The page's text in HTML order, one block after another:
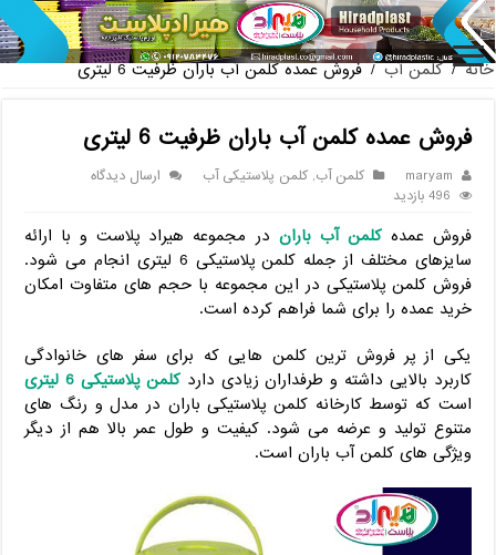
پخش عمده صندلی پلاستیکی دست
خانه / کلمن آب / فروش عمده کلمن آب باران ظرفیت 6 لیتری
فروش عمده کلمن آب باران ظرفیت 6 لیتری
maryam کلمن آب,کلمن پلاستیکی آب
ارسال دیدگاه
496 بازدید
فروش عمدهکلمن آب باران در مجموعه هیراد پلاست و با ارائه
سایزهای مختلف از جمله کلمن پلاستیکی 6 لیتری انجام می شود.
فروش کلمن پلاستیکی در این مجموعه با حجم های متفاوت امکان
خرید عمده را برای شما فراهم کرده است.
یکی از پر فروش ترین کلمن هایی که برای سفر های خانوادگی
کاربرد بالایی داشته و طرفداران زیادی داردکلمن پلاستیکی 6 لیتری
است که توسط کارخانه کلمن پلاستیکی باران در مدل و رنگ های
متنوع تولید و عرضه می شود. کیفیت و طول عمر بالا هم از دیگر
ویژگی های کلمن آب باران است.